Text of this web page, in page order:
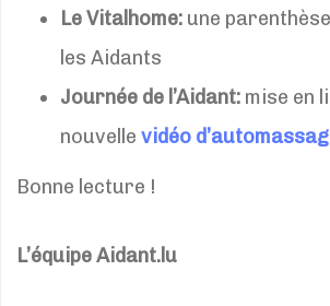
Le Vitalhome: une
les Aidants
Journée de l’Aidant: mise en
nouvelle vidéo
Bonne lecture !
L’équipe Aidant.lu